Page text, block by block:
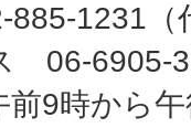
885-1231（
06-6905-
9時から午